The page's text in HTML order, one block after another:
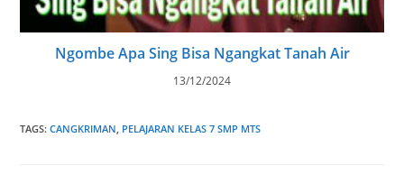
Ngombe Apa Sing Bisa Ngangkat Tanah Air
13/12/2024
TAGS:CANGKRIMAN, PELAJARAN KELAS 7 SMP MTS